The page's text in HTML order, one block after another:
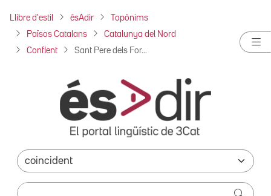
Llibre d'estil ésAdir Topònims
Països Catalans Catalunya del Nord
Conflent Sant Pere dels For...